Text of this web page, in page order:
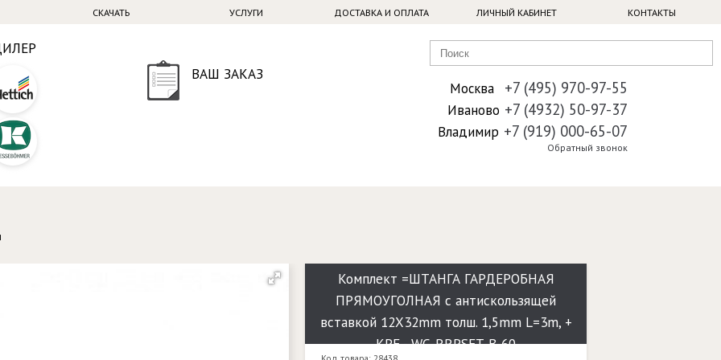
СКАЧАТЬ УСЛУГИ ДОСТАВКА И ОПЛАТА ЛИЧНЫЙ КАБИНЕТ КОНТАКТЫ
ВАШ ЗАКАЗ
Москва +7 (495) 970-97-55
Иваново +7 (4932) 50-97-37
Владимир +7 (919) 000-65-07
Обратный звонок
Комплект =ШТАНГА ГАРДЕРОБНАЯ
ПРЯМОУГОЛНАЯ с антискользящей
вставкой 12X32mm толш. 1,5mm L=3m, +
КРЕ - WG-RRPSET-B-60